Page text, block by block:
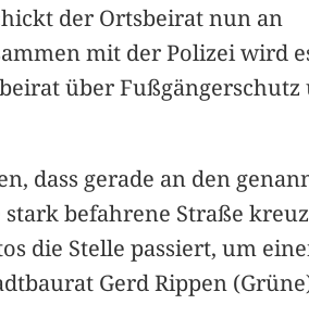
der Ortsbeirat nun an
mit der Polizei wird
über Fußgängerschutz
dass gerade an den
befahrene Straße
die Stelle passiert, um
Gerd Rippen